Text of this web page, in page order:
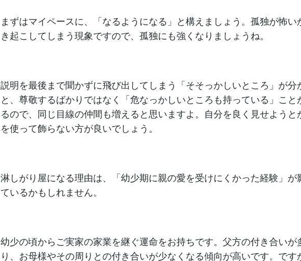
まずはマイペースに、「なるようになる」と構えましょう。孤独が怖い
き起こしてしまう現象ですので、孤独にも強くなりましょうね。
説明を最後まで聞かずに飛び出してしまう「そそっかしいところ」が分
と、尊敬するばかりではなく「危なっかしいところも持っている」こと
るので、同じ目線の仲間も増えると思いますよ。自分を良く見せようと
を使って飾らない方が良いでしょう。
淋しがり屋になる理由は、「幼少期に親の愛を受けにくかった経験」が
ているかもしれません。
幼少の頃からご実家の家業を継ぐ運命をお持ちです。父方の付き合いが
り、お母様やその周りとの付き合いが少なくなる傾向が高いです。です